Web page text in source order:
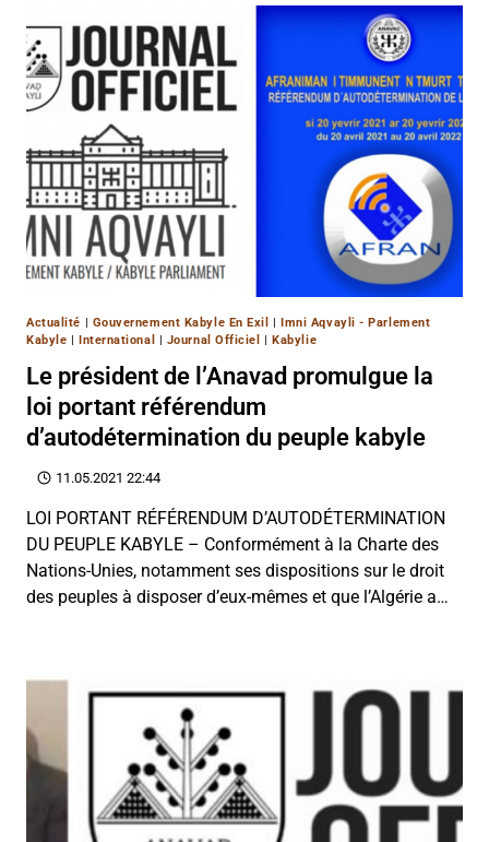
Actualité | Gouvernement Kabyle En Exil |Imni Aqvayli - Parlement
Kabyle | International | Journal Officiel |Kabylie
Le président de l’Anavad promulgue la
loi portant référendum
d’autodétermination du peuple kabyle
11.05.2021 22:44
LOI PORTANT RÉFÉRENDUM D’AUTODÉTERMINATION
DU PEUPLE KABYLE – Conformément à la Charte des
Nations-Unies, notamment ses dispositions sur le droit
des peuples à disposer d’eux-mêmes et que l’Algérie a…